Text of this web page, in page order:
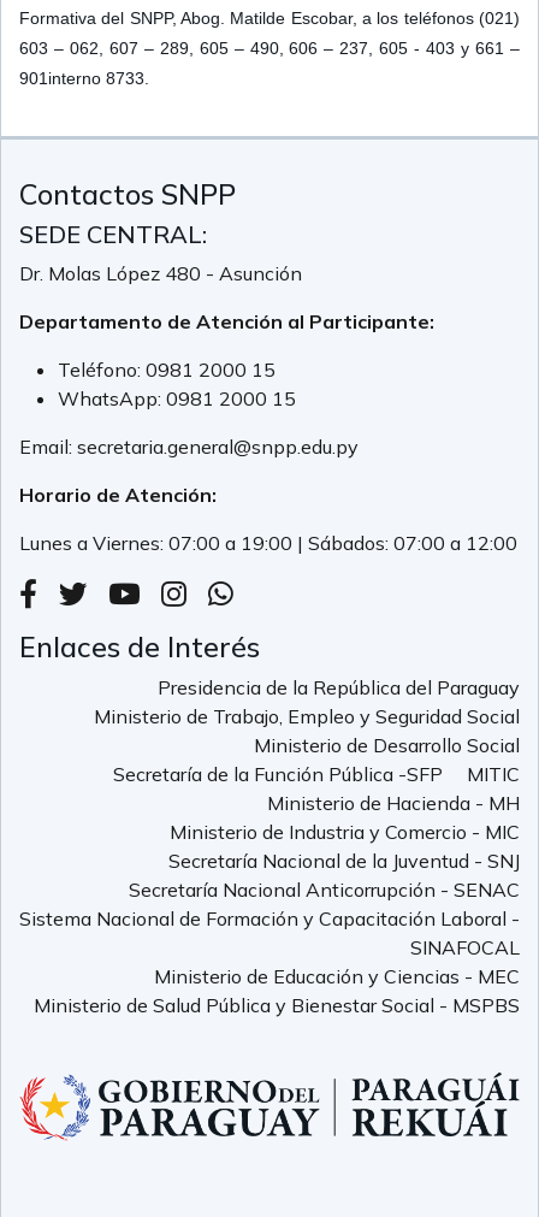
Formativa del SNPP, Abog. Matilde Escobar, a los teléfonos (021)
603 – 062, 607 – 289, 605 – 490, 606 – 237, 605 - 403 y 661 –
901interno 8733.
Contactos SNPP
SEDE CENTRAL:
Dr. Molas López 480 - Asunción
Departamento de Atención al Participante:
Teléfono: 0981 2000 15
WhatsApp: 0981 2000 15
Email: secretaria.general@snpp.edu.py
Horario de Atención:
Lunes a Viernes: 07:00 a 19:00 | Sábados: 07:00 a 12:00
Enlaces de Interés
Presidencia de la República del Paraguay
Ministerio de Trabajo, Empleo y Seguridad Social
Ministerio de Desarrollo Social
Secretaría de la Función Pública -SFP
MITIC
Ministerio de Hacienda - MH
Ministerio de Industria y Comercio - MIC
Secretaría Nacional de la Juventud - SNJ
Secretaría Nacional Anticorrupción - SENAC
Sistema Nacional de Formación y Capacitación Laboral -
SINAFOCAL
Ministerio de Educación y Ciencias - MEC
Ministerio de Salud Pública y Bienestar Social - MSPBS